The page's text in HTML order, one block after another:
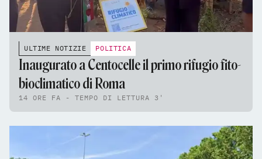
ULTIME NOTIZIE POLITICA
Inaugurato a Centocelle il primo rifugio fito-
bioclimatico di Roma
14 ORE FA - TEMPO DI LETTURA 3'